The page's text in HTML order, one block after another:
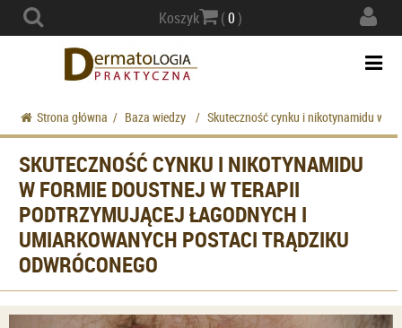
Koszyk (0)
Strona główna / Baza wiedzy / Skuteczność cynku i nikotynamidu w
SKUTECZNOŚĆ CYNKU I NIKOTYNAMIDU
W FORMIE DOUSTNEJ W TERAPII
PODTRZYMUJĄCEJ ŁAGODNYCH I
UMIARKOWANYCH POSTACI TRĄDZIKU
ODWRÓCONEGO